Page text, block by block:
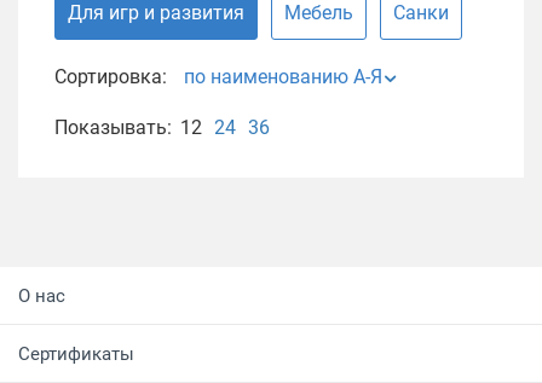
Для игр и развития Мебель Санки
Сортировка: по наименованию А-Я
Показывать: 12 24 36
О нас
Сертификаты